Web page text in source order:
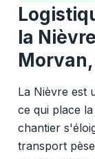
la
La Nièvre est
ce qui place
chantier
transport